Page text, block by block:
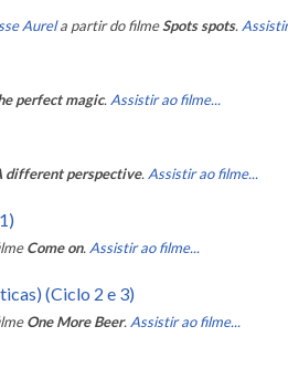
Aurel a partir do filmeSpots spots.
perfect magic. Assistir ao filme...
different perspective. Assistir ao filme...
Come on. Assistir ao filme...
(Ciclo 2 e 3)
One More Beer. Assistir ao filme...